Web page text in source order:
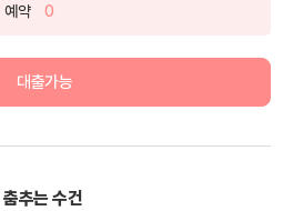
예약 0
대출가능
춤추는 수건